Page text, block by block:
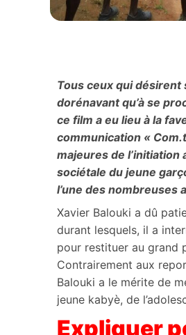
Tous ceux qui désirent
dorénavant qu’à se
ce film a eu lieu à la
communication «
majeures de l’initiation
sociétale du jeune
l’une des nombreuses
Xavier Balouki a dû
durant lesquels, il a
pour restituer au grand
Contrairement aux
Balouki a le mérite de
jeune kabyè, de
Expliquer